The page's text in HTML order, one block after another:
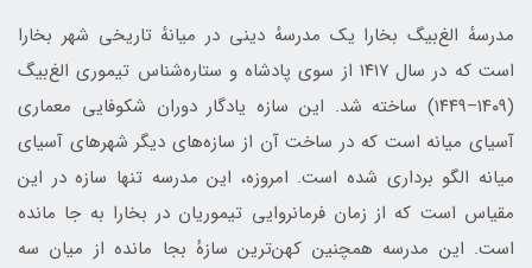
مدرسهٔ الغ‌بیگ بخارا یک مدرسهٔ دینی در میانهٔ تاریخی شهر بخارا
است که در سال ۱۴۱۷ از سوی پادشاه و ستاره‌شناس تیموری الغ‌بیگ
(۱۴۰۹–۱۴۴۹) ساخته‌ شد. این سازه یادگار دوران شکوفایی معماری
آسیای میانه است که در ساخت آن از سازه‌های دیگر شهرهای آسیای
میانه الگو برداری شده‌ است. امروزه، این مدرسه تنها سازه در این
مقیاس است که از زمان فرمانروایی تیموریان در بخارا به جا مانده‌
است. این مدرسه همچنین کهن‌ترین سازهٔ بجا مانده از میان سه